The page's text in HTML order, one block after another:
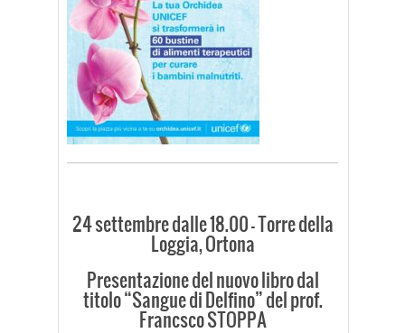
24 settembre dalle 18.00 – Torre della
Loggia, Ortona
Presentazione del nuovo libro dal
titolo “Sangue di Delfino” del prof.
Francsco STOPPA